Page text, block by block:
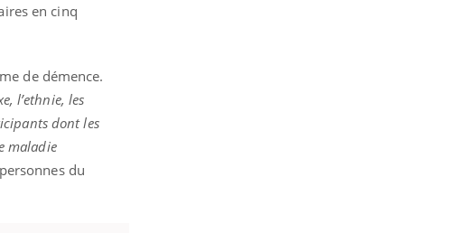
en cinq
de démence.
l’ethnie, les
dont les
maladie
du